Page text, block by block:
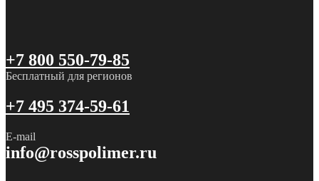
+7 800 550-79-85
Бесплатный для регионов
+7 495 374-59-61
E-mail
info@rosspolimer.ru